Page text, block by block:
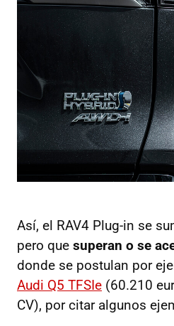
Así, el RAV4 Plug-in se
pero que superan o se
donde se postulan por
Audi Q5 TFSIe (60.210
CV), por citar algunos